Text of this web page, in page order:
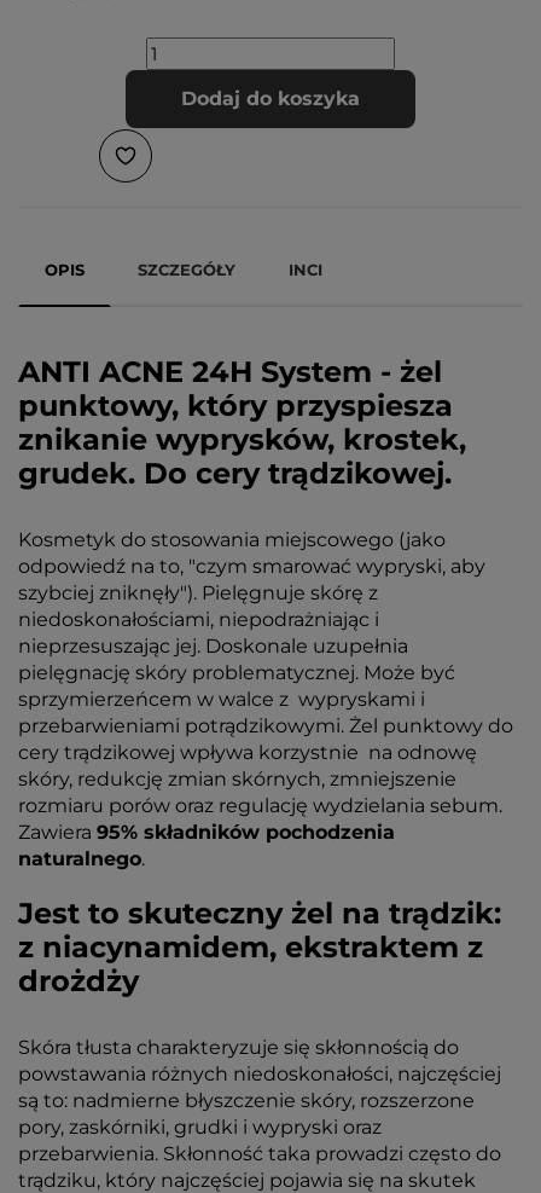
Dodaj do koszyka
OPIS SZCZEGÓŁY INCI
ANTI ACNE 24H System - żel
punktowy, który przyspiesza
znikanie wyprysków, krostek,
grudek. Do cery trądzikowej.
Kosmetyk do stosowania miejscowego (jako
odpowiedź na to, "czym smarować wypryski, aby
szybciej zniknęły"). Pielęgnuje skórę z
niedoskonałościami, niepodrażniając i
nieprzesuszając jej. Doskonale uzupełnia
pielęgnację skóry problematycznej. Może być
sprzymierzeńcem w walce z wypryskami i
przebarwieniami potrądzikowymi. Żel punktowy do
cery trądzikowej wpływa korzystnie na odnowę
skóry, redukcję zmian skórnych, zmniejszenie
rozmiaru porów oraz regulację wydzielania sebum.
Zawiera 95% składników pochodzenia
naturalnego.
Jest to skuteczny żel na trądzik:
z niacynamidem, ekstraktem z
drożdży
Skóra tłusta charakteryzuje się skłonnością do
powstawania różnych niedoskonałości, najczęściej
są to: nadmierne błyszczenie skóry, rozszerzone
pory, zaskórniki, grudki i wypryski oraz
przebarwienia. Skłonność taka prowadzi często do
trądziku, który najczęściej pojawia się na skutek